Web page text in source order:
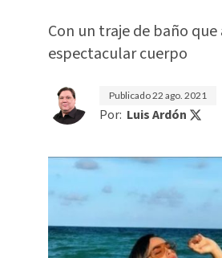
Con un traje de baño
espectacular cuerpo
Publicado22 ago. 2021
Por: Luis Ardón